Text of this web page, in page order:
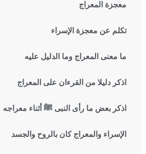
معجزة المعراج
تكلم عن معجزة الإسراء
ما معنى المعراج وما الدليل عليه
اذكر دليلا من القرءان على المعراج
اذكر بعض ما رأى النبى ﷺ أثناء معراجه
الإسراء والمعراج كان بالروح والجسد